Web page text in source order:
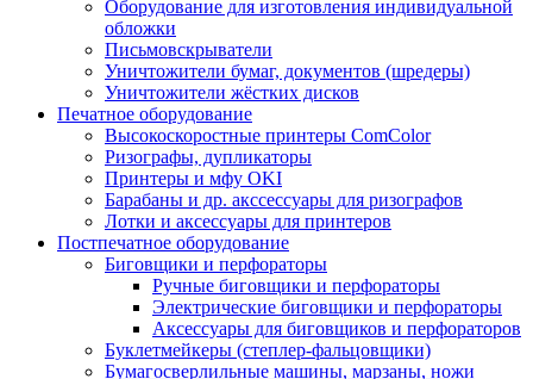
Оборудование для изготовления индивидуальной
обложки
Письмовскрыватели
Уничтожители бумаг, документов (шредеры)
Уничтожители жёстких дисков
Печатное оборудование
Высокоскоростные принтеры ComColor
Ризографы, дупликаторы
Принтеры и мфу OKI
Барабаны и др. акссессуары для ризографов
Лотки и аксессуары для принтеров
Постпечатное оборудование
Биговщики и перфораторы
Ручные биговщики и перфораторы
Электрические биговщики и перфораторы
Аксессуары для биговщиков и перфораторов
Буклетмейкеры (степлер-фальцовщики)
Бумагосверлильные машины, марзаны, ножи